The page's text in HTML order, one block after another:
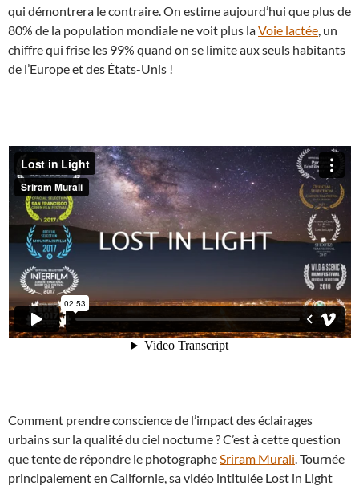
qui démontrera le contraire. On estime aujourd’hui que plus de
80% de la population mondiale ne voit plus laVoie lactée, un
chiffre qui frise les 99% quand on se limite aux seuls habitants
de l’Europe et des États-Unis !
Comment prendre conscience de l’impact des éclairages
urbains sur la qualité du ciel nocturne ? C’est à cette question
que tente de répondre le photographeSriram Murali. Tournée
principalement en Californie, sa vidéo intitulée Lost in Light